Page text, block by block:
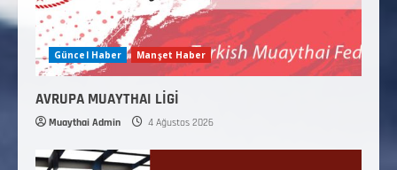
Güncel Haber Manşet Haber
AVRUPA MUAYTHAI LİGİ
Muaythai Admin 4 Ağustos 2026